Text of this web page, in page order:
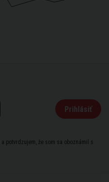
Prihlásiť
a potvrdzujem, že som sa oboznámil s